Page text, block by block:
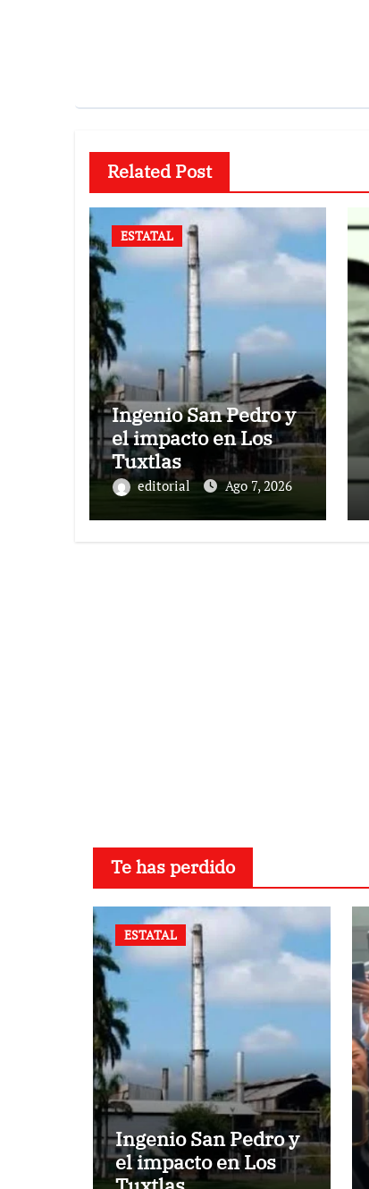
Related Post
ESTATAL
Ingenio San Pedro y
el impacto en Los
Tuxtlas
editorial Ago 7, 2026
Te has perdido
ESTATAL
Ingenio San Pedro y
el impacto en Los